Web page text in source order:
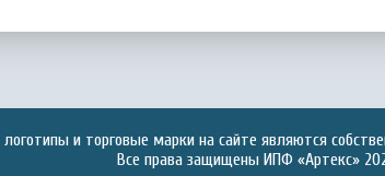
логотипы и торговые марки на сайте являются
Все права защищены ИПФ «Артекс»